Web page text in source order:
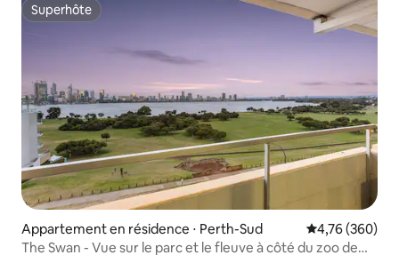
Superhôte
Superhôte
Appartement en résidence ⋅ Perth-Sud Évaluation
4,76 (360)
The Swan - Vue sur le parc et le fleuve à côté du zoo de